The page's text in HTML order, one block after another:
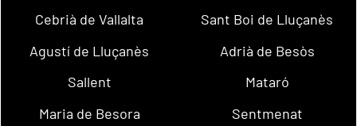
Cebrià de Vallalta
Sant Boi de Lluçanès
Agustí de Lluçanès
Adrià de Besòs
Sallent
Mataró
Maria de Besora
Sentmenat